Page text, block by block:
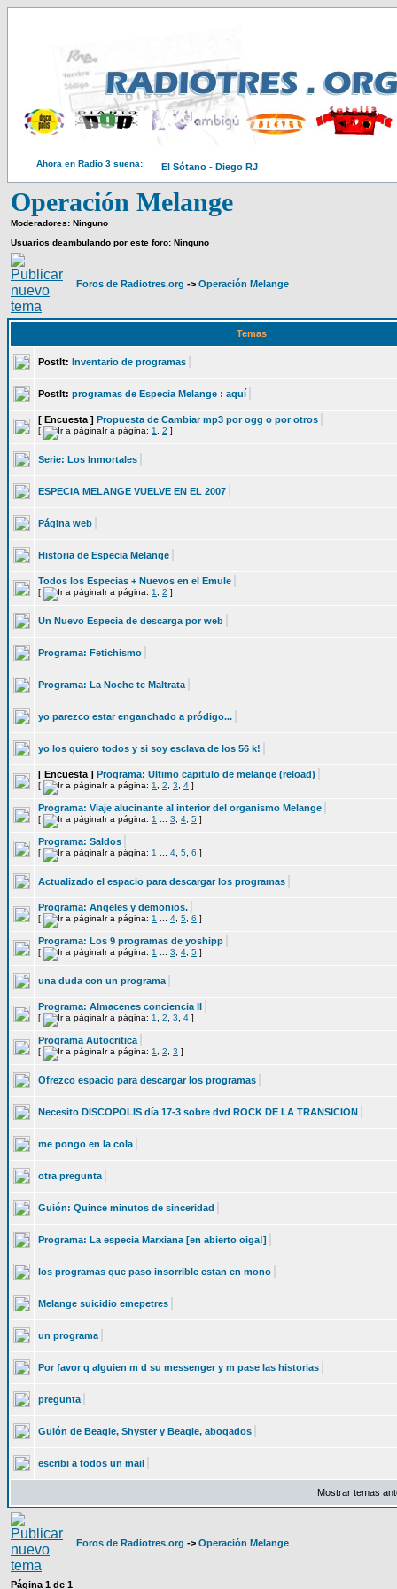
Ahora en Radio 3 suena: El Sótano - Diego RJ
Operación Melange
Moderadores: Ninguno
Usuarios deambulando por este foro: Ninguno
Foros de Radiotres.org -> Operación Melange
Temas
PostIt: Inventario de programas
PostIt: programas de Especia Melange : aquí
[ Encuesta ] Propuesta de Cambiar mp3 por ogg o por otros
[ Ir a página: 1 2 ]
Serie: Los Inmortales
ESPECIA MELANGE VUELVE EN EL 2007
Página web
Historia de Especia Melange
Todos los Especias + Nuevos en el Emule
[ Ir a página: 1 2 ]
Un Nuevo Especia de descarga por web
Programa: Fetichismo
Programa: La Noche te Maltrata
yo parezco estar enganchado a pródigo...
yo los quiero todos y si soy esclava de los 56 k!
[ Encuesta ] Programa: Ultimo capitulo de melange (reload)
[ Ir a página: 1 2 3 4 ]
Programa: Viaje alucinante al interior del organismo Melange
[ Ir a página: 1 3 4 5 ]
Programa: Saldos
[ Ir a página: 1 4 5 6 ]
Actualizado el espacio para descargar los programas
Programa: Angeles y demonios.
[ Ir a página: 1 4 5 6 ]
Programa: Los 9 programas de yoshipp
[ Ir a página: 1 3 4 5 ]
una duda con un programa
Programa: Almacenes conciencia II
[ Ir a página: 1 2 3 4 ]
Programa Autocritica
[ Ir a página: 1 2 3 ]
Ofrezco espacio para descargar los programas
Necesito DISCOPOLIS día 17-3 sobre dvd ROCK DE LA TRANSICION
me pongo en la cola
otra pregunta
Guión: Quince minutos de sinceridad
Programa: La especia Marxiana [en abierto oiga!]
los programas que paso insorrible estan en mono
Melange suicidio emepetres
un programa
Por favor q alguien m d su messenger y m pase las historias
pregunta
Guión de Beagle, Shyster y Beagle, abogados
escribi a todos un mail
Mostrar temas
Foros de Radiotres.org -> Operación Melange
Página 1 de 1